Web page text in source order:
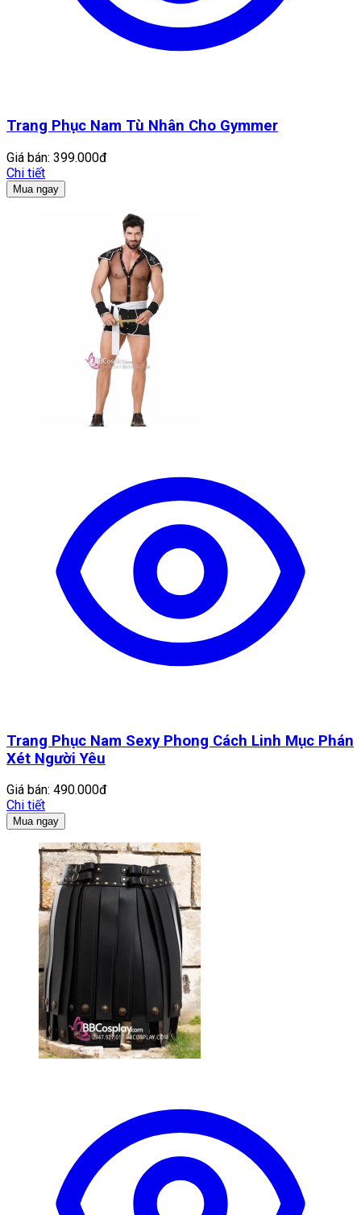
Trang Phục Nam Tù Nhân Cho Gymmer
Giá bán: 399.000đ
Chi tiết
Mua ngay
Trang Phục Nam Sexy Phong Cách Linh Mục Phán
Xét Người Yêu
Giá bán: 490.000đ
Chi tiết
Mua ngay